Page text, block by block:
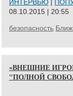
ИНТЕРВЬЮ
08.10.2015 | 20:55
безопасность
«ВНЕШНИЕ
"ПОЛНОЙ